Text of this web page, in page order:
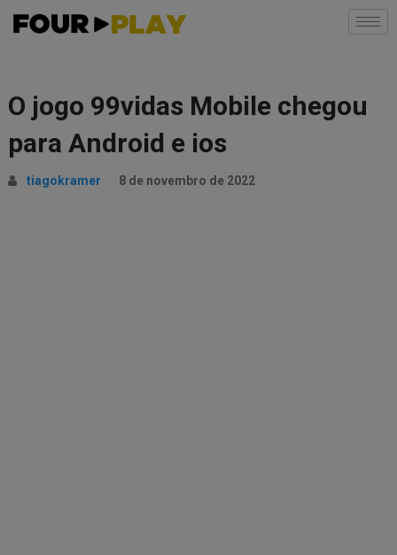
O jogo 99vidas Mobile chegou
para Android e ios
tiagokramer 8 de novembro de 2022